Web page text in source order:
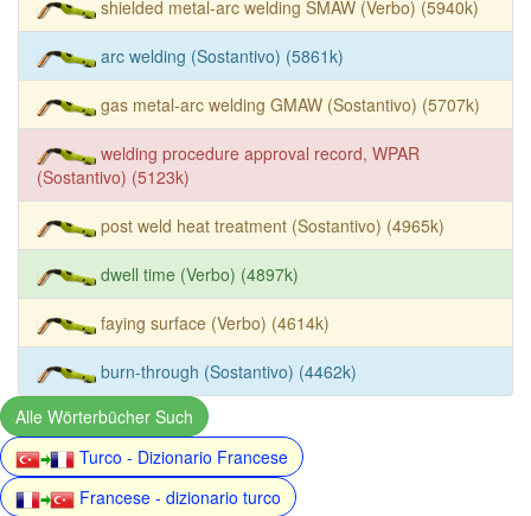
shielded metal-arc welding SMAW (Verbo) (5940k)
arc welding (Sostantivo) (5861k)
gas metal-arc welding GMAW (Sostantivo) (5707k)
welding procedure approval record, WPAR
(Sostantivo) (5123k)
post weld heat treatment (Sostantivo) (4965k)
dwell time (Verbo) (4897k)
faying surface (Verbo) (4614k)
burn-through (Sostantivo) (4462k)
Alle Wörterbücher Such
Turco - Dizionario Francese
Francese - dizionario turco